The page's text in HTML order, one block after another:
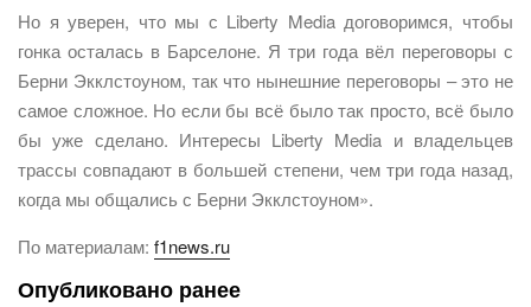
Но я уверен, что мы с Liberty Media договоримся, чтобы
гонка осталась в Барселоне. Я три года вёл переговоры с
Берни Экклстоуном, так что нынешние переговоры – это не
самое сложное. Но если бы всё было так просто, всё было
бы уже сделано. Интересы Liberty Media и владельцев
трассы совпадают в большей степени, чем три года назад,
когда мы общались с Берни Экклстоуном».
По материалам: f1news.ru
Опубликовано ранее